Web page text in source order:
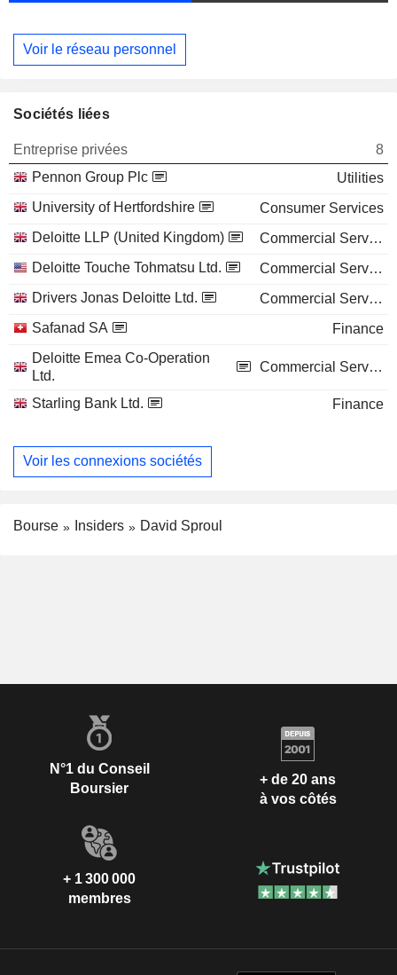
Voir le réseau personnel
Sociétés liées
Entreprise privées
8
Pennon Group Plc
Utilities
University of Hertfordshire
Consumer Services
Deloitte LLP (United Kingdom)
Commercial Services
Deloitte Touche Tohmatsu Ltd.
Commercial Services
Drivers Jonas Deloitte Ltd.
Commercial Services
Safanad SA
Finance
Deloitte Emea Co-Operation
Ltd.
Commercial Services
Starling Bank Ltd. Finance
Voir les connexions sociétés
Bourse Insiders David Sproul
N°1 du Conseil
Boursier
+ de 20 ans
à vos côtés
+ 1 300 000
membres